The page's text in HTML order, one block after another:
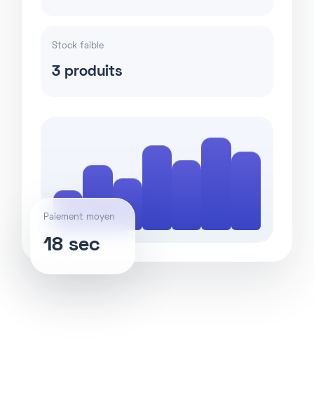
Stock faible
3 produits
Paiement moyen
18 sec